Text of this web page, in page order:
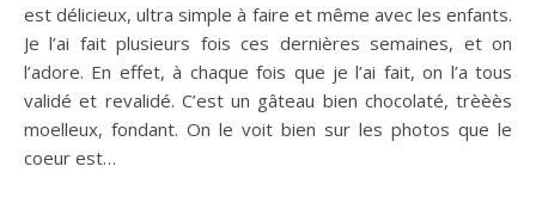
est délicieux, ultra simple à faire et même avec les enfants.
Je l’ai fait plusieurs fois ces dernières semaines, et on
l’adore. En effet, à chaque fois que je l’ai fait, on l’a tous
validé et revalidé. C’est un gâteau bien chocolaté, trèèès
moelleux, fondant. On le voit bien sur les photos que le
coeur est…